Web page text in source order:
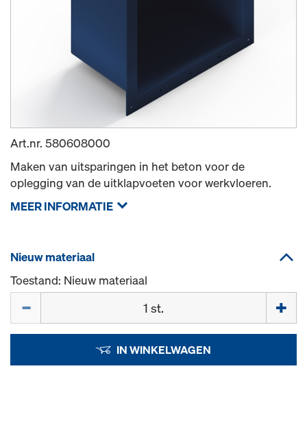
Art.nr. 580608000
Maken van uitsparingen in het beton voor de
oplegging van de uitklapvoeten voor werkvloeren.
MEER INFORMATIE
Nieuw materiaal
Toestand: Nieuw materiaal
IN WINKELWAGEN